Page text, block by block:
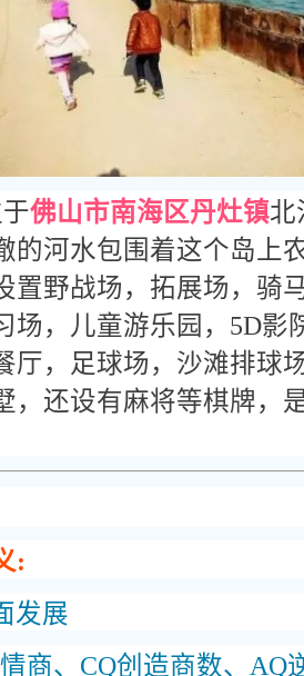
佛山市南海区丹灶镇北
的河水包围着这个岛上
置野战场，拓展场，骑
场，儿童游乐园，5D影
厅，足球场，沙滩排球
，还设有麻将等棋牌，
:
发展
情商、CQ创造商数、